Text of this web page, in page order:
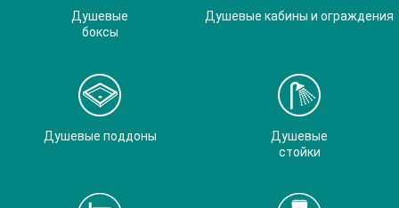
Душевые
боксы
Душевые кабины и ограждения
Душевые поддоны
Душевые
стойки